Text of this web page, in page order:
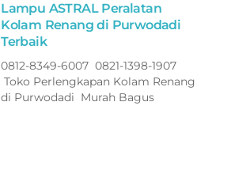
Lampu ASTRAL Peralatan
Kolam Renang di Purwodadi
Terbaik
0812-8349-6007 0821-1398-1907
Toko Perlengkapan Kolam Renang
di Purwodadi Murah Bagus